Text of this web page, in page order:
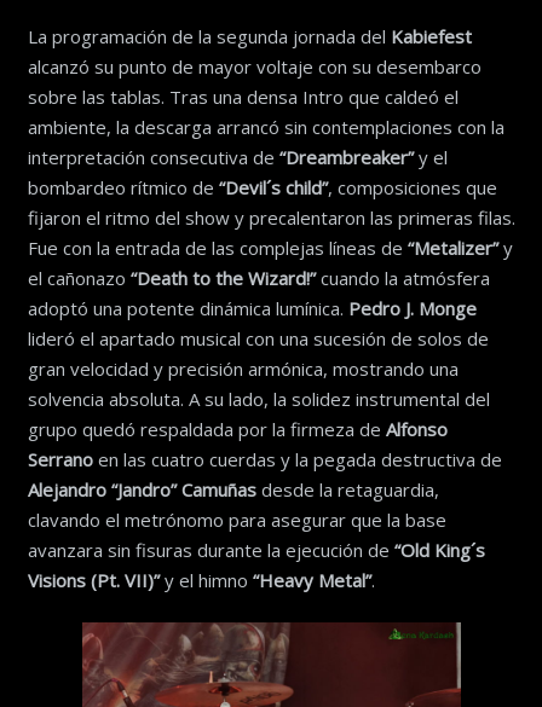
La programación de la segunda jornada del Kabiefest
alcanzó su punto de mayor voltaje con su desembarco
sobre las tablas. Tras una densa Intro que caldeó el
ambiente, la descarga arrancó sin contemplaciones con la
interpretación consecutiva de “Dreambreaker”y el
bombardeo rítmico de “Devil´s child”, composiciones que
fijaron el ritmo del show y precalentaron las primeras filas.
Fue con la entrada de las complejas líneas de “Metalizer”y
el cañonazo “Death to the Wizard!”cuando la atmósfera
adoptó una potente dinámica lumínica. Pedro J. Monge
lideró el apartado musical con una sucesión de solos de
gran velocidad y precisión armónica, mostrando una
solvencia absoluta. A su lado, la solidez instrumental del
grupo quedó respaldada por la firmeza de Alfonso
Serranoen las cuatro cuerdas y la pegada destructiva de
Alejandro “Jandro” Camuñasdesde la retaguardia,
clavando el metrónomo para asegurar que la base
avanzara sin fisuras durante la ejecución de “Old King´s
Visions (Pt. VII)”y el himno “Heavy Metal”.